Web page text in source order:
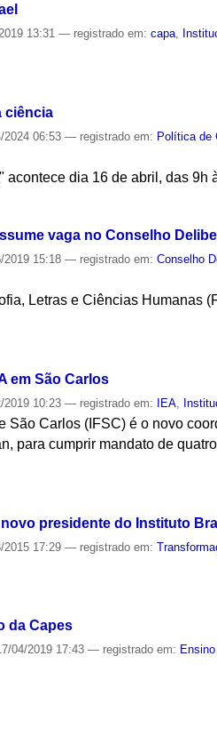
13:31— registrado em:capa
ciência
2024 06:53— registrado em: Política de
acontece dia 16 de abril, das 9h
vaga no Conselho
2019 15:18— registrado em:Conselho
Letras e Ciências Humanas
em São Carlos
2019 10:23— registrado em: IEA
São Carlos (IFSC) é o novo
para cumprir mandato de
presidente do Instituto
2015 17:29— registrado em:
da Capes
04/2019 17:43— registrado em: